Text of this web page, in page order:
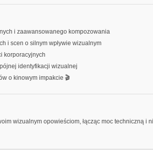
i zaawansowanego kompozowania
i scen o silnym wpływie wizualnym
korporacyjnych
identyfikacji wizualnej
o kinowym impakcie 🎬
wizualnym opowieściom, łącząc moc techniczną